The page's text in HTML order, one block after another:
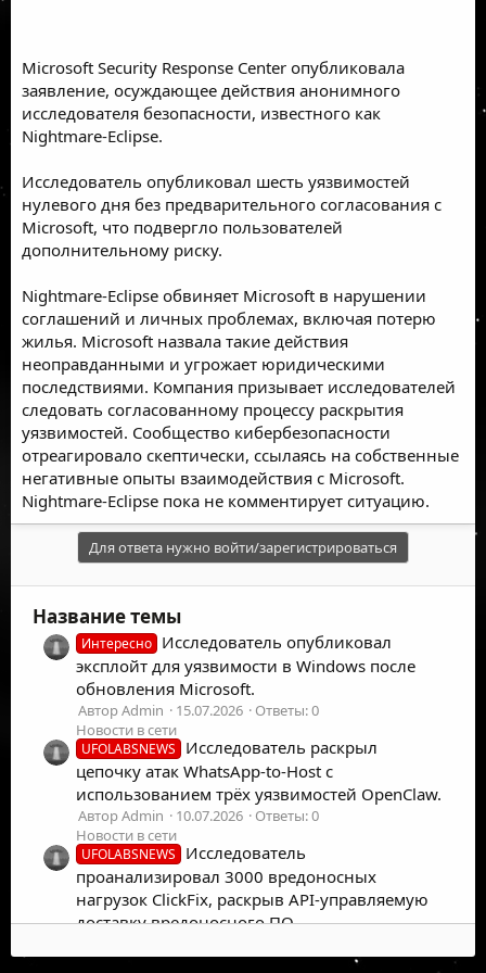
Microsoft Security Response Center опубликовала
заявление, осуждающее действия анонимного
исследователя безопасности, известного как
Nightmare-Eclipse.
Исследователь опубликовал шесть уязвимостей
нулевого дня без предварительного согласования с
Microsoft, что подвергло пользователей
дополнительному риску.
Nightmare-Eclipse обвиняет Microsoft в нарушении
соглашений и личных проблемах, включая потерю
жилья. Microsoft назвала такие действия
неоправданными и угрожает юридическими
последствиями. Компания призывает исследователей
следовать согласованному процессу раскрытия
уязвимостей. Сообщество кибербезопасности
отреагировало скептически, ссылаясь на собственные
негативные опыты взаимодействия с Microsoft.
Nightmare-Eclipse пока не комментирует ситуацию.
Для ответа нужно войти/зарегистрироваться
Название темы
Интересно Исследователь опубликовал
эксплойт для уязвимости в Windows после
обновления Microsoft.
Автор Admin 15.07.2026
Ответы: 0
Новости в сети
UFOLABSNEWS
Исследователь раскрыл
цепочку атак WhatsApp-to-Host с
использованием трёх уязвимостей OpenClaw.
Автор Admin 10.07.2026
Ответы: 0
Новости в сети
UFOLABSNEWS
Исследователь
проанализировал 3000 вредоносных
нагрузок ClickFix, раскрыв API-управляемую
доставку вредоносного ПО.